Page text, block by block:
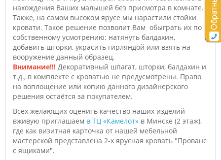
нахождения Ваших малышей без присмотра в комнате.
Также, на самом высоком ярусе мы нарастили стойки
кровати. Такое решение позволит Вам обыграть их по
собственному усмотрению: натянуть балдахин,
добавить шторки, украсить гирляндой или взять на
вооружение данный образец.
Внимание!!! Декоративный шпагат, шторки, балдахин и
т.д., в комплекте с кроватью не предусмотрены. Право
на воплощение или копию данного дизайнерского
решения остаётся за покупателем.
Всех желающих оценить качество наших изделий
вживую приглашаем в ТЦ «Камелот» в Минске (2 этаж),
где как визитная карточка от нашей мебельной
мастерской представлена 2-х ярусная кровать "Прованс
с ящиками".